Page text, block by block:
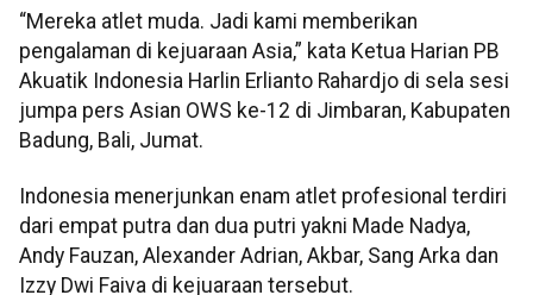
“Mereka atlet muda. Jadi kami memberikan
pengalaman di kejuaraan Asia,” kata Ketua Harian PB
Akuatik Indonesia Harlin Erlianto Rahardjo di sela sesi
jumpa pers Asian OWS ke-12 di Jimbaran, Kabupaten
Badung, Bali, Jumat.
Indonesia menerjunkan enam atlet profesional terdiri
dari empat putra dan dua putri yakni Made Nadya,
Andy Fauzan, Alexander Adrian, Akbar, Sang Arka dan
Izzy Dwi Faiva di kejuaraan tersebut.